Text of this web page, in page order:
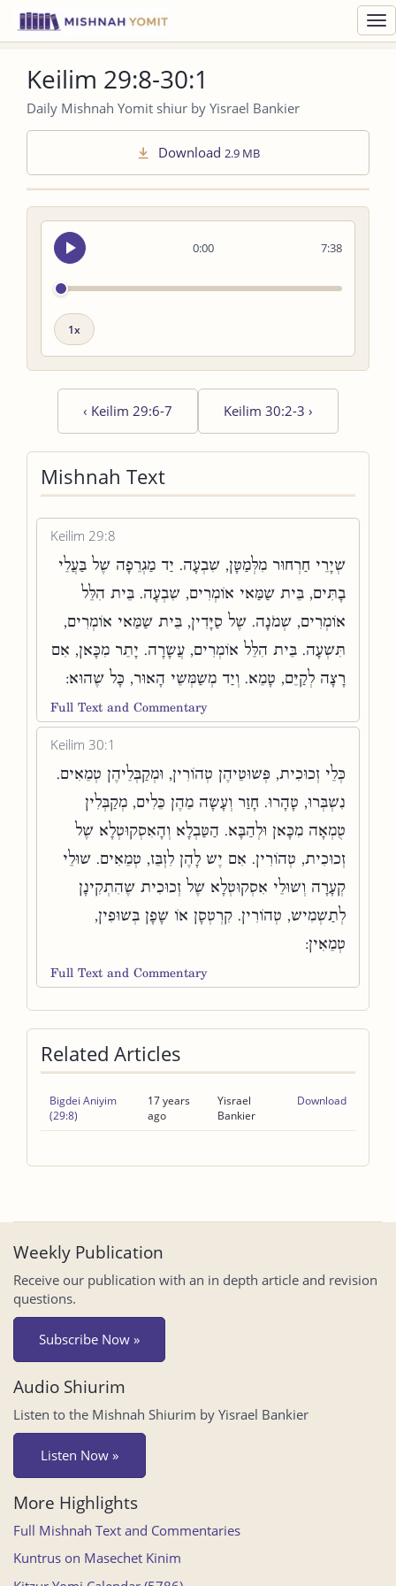
Keilim 29:8-30:1
Daily Mishnah Yomit shiur by Yisrael Bankier
Download 2.9 MB
0:00
Seek
audio
7:38
Playback
‹ Keilim 29:6-7 Keilim 30:2-3 ›
Mishnah Text
Keilim 29:8
שְׁיָרֵי חַרְחוּר מִלְּמַטָּן, שִׁבְעָה. יַד מַגְרֵפָה שֶׁל בַּעֲלֵי
בָתִּים, בֵּית שַׁמַּאי אוֹמְרִים, שִׁבְעָה. בֵּית הִלֵּל
אוֹמְרִים, שְׁמֹנָה. שֶׁל סַיָּדִין, בֵּית שַׁמַּאי אוֹמְרִים,
תִּשְׁעָה. בֵּית הִלֵּל אוֹמְרִים, עֲשָׂרָה. יָתֵר מִכָּאן, אִם
רָצָה לְקַיֵּם, טָמֵא. וְיַד מְשַׁמְּשֵׁי הָאוּר, כָּל שֶׁהוּא:
Full Text and Commentary
Keilim 30:1
כְּלֵי זְכוּכִית, פְּשׁוּטֵיהֶן טְהוֹרִין, וּמְקַבְּלֵיהֶן טְמֵאִים.
נִשְׁבְּרוּ, טָהָרוּ. חָזַר וְעָשָׂה מֵהֶן כֵּלִים, מְקַבְּלִין
טֻמְאָה מִכָּאן וּלְהַבָּא. הַטַּבְלָא וְהָאִסְקוּטְלָא שֶׁל
זְכוּכִית, טְהוֹרִין. אִם יֶשׁ לָהֶן לִזְבֵּז, טְמֵאִים. שׁוּלֵי
קְעָרָה וְשׁוּלֵי אִסְקוּטְלָא שֶׁל זְכוּכִית שֶׁהִתְקִינָן
לְתַשְׁמִישׁ, טְהוֹרִין. קִרְטְסָן אוֹ שָׁפָן בְּשׁוּפִין,
טְמֵאִין:
Full Text and Commentary
Related Articles
Bigdei Aniyim
(29:8)
17 years
ago
Yisrael
Bankier
Download
Weekly Publication
Receive our publication with an in depth article and revision
questions.
Subscribe Now »
Audio Shiurim
Listen to the Mishnah Shiurim by Yisrael Bankier
Listen Now »
More Highlights
Full Mishnah Text and Commentaries
Kuntrus on Masechet Kinim